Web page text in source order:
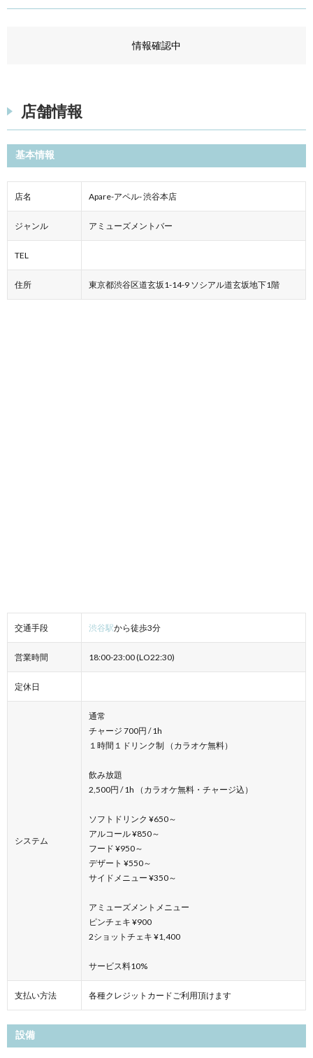
情報確認中
店舗情報
基本情報
店名 Apare-アペル- 渋谷本店
ジャンル アミューズメントバー
TEL
住所 東京都渋谷区道玄坂1-14-9 ソシアル道玄坂地下1階
交通手段 渋谷駅から徒歩3分
営業時間 18:00-23:00 (LO22:30)
定休日
システム
通常
チャージ 700円 / 1h
１時間１ドリンク制 （カラオケ無料）
飲み放題
2,500円 / 1h （カラオケ無料・チャージ込）
ソフトドリンク ¥650～
アルコール ¥850～
フード ¥950～
デザート ¥550～
サイドメニュー ¥350～
アミューズメントメニュー
ピンチェキ ¥900
2ショットチェキ ¥1,400
サービス料10%
支払い方法 各種クレジットカードご利用頂けます
設備